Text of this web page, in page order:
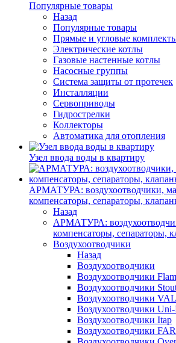
Популярные товары
Назад
Популярные товары
Прямые и угловые
Электрические котлы
Газовые настенные котлы
Насосные группы
Система защиты от протечек
Инсталляции
Сервоприводы
Гидрострелки
Коллекторы
Автоматика для отопления
Узел ввода воды в квартиру
АРМАТУРА: воздухоотводчики,
компенсаторы, сепараторы,
Назад
АРМАТУРА:
компенсаторы, сепараторы,
Воздухоотводчики
Назад
Воздухоотводчики
Воздухоотводчики
Воздухоотводчики
Воздухоотводчики
Воздухоотводчики
Воздухоотводчики Itap
Воздухоотводчики FAR